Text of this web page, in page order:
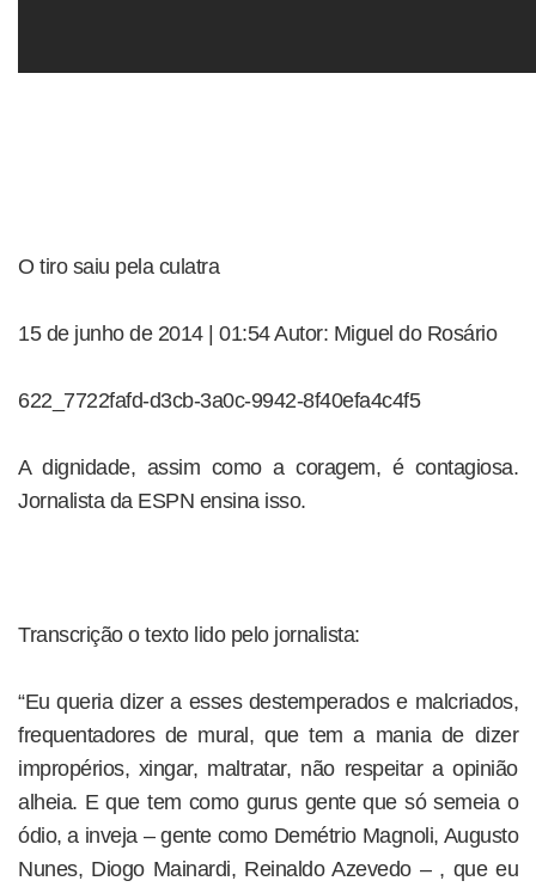
O tiro saiu pela culatra
15 de junho de 2014 | 01:54 Autor: Miguel do Rosário
622_7722fafd-d3cb-3a0c-9942-8f40efa4c4f5
A dignidade, assim como a coragem, é contagiosa.
Jornalista da ESPN ensina isso.
Transcrição o texto lido pelo jornalista:
“Eu queria dizer a esses destemperados e malcriados,
frequentadores de mural, que tem a mania de dizer
impropérios, xingar, maltratar, não respeitar a opinião
alheia. E que tem como gurus gente que só semeia o
ódio, a inveja – gente como Demétrio Magnoli, Augusto
Nunes, Diogo Mainardi, Reinaldo Azevedo – , que eu